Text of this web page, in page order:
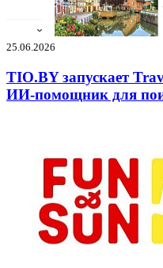
25.06.2026
TIO.BY запускает
ИИ-помощник для